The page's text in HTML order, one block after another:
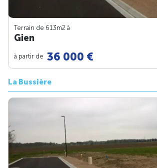
Terrain de 613m2 à
Gien
à partir de 36 000 €
La Bussière